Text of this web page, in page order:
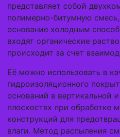
представляет собой
полимерно-битумную
основание холодным
входят органические
происходит за счет
Её можно использовать в
гидроизоляционного
оснований в вертикальной
плоскостях при обработке
конструкций для
влаги. Метод распыления